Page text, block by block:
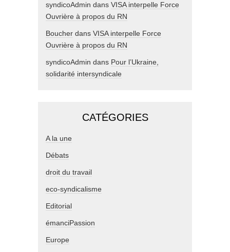
syndicoAdmin dans VISA interpelle Force
Ouvrière à propos du RN
Boucher dans VISA interpelle Force
Ouvrière à propos du RN
syndicoAdmin dans Pour l’Ukraine,
solidarité intersyndicale
CATÉGORIES
A la une
Débats
droit du travail
eco-syndicalisme
Editorial
émanciPassion
Europe